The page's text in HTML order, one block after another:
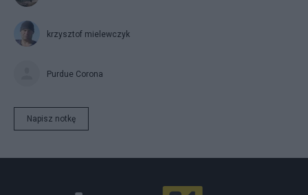
krzysztof mielewczyk
Purdue Corona
Napisz notkę